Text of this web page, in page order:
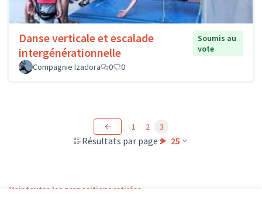
Danse verticale et escalade
intergénérationnelle
Soumis au
vote
Compagnie Izadora
0 0
Résultats par page : 25
1 2 3
Voir toutes les propositions retirées